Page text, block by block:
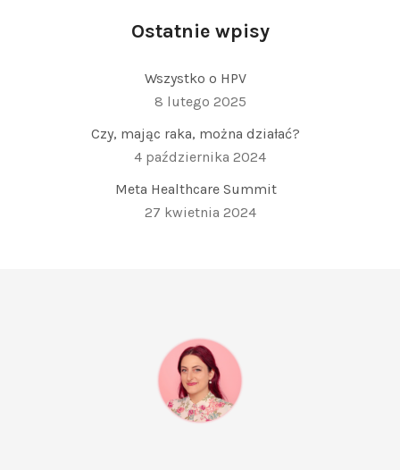
Ostatnie wpisy
Wszystko o HPV
8 lutego 2025
Czy, mając raka, można działać?
4 października 2024
Meta Healthcare Summit
27 kwietnia 2024